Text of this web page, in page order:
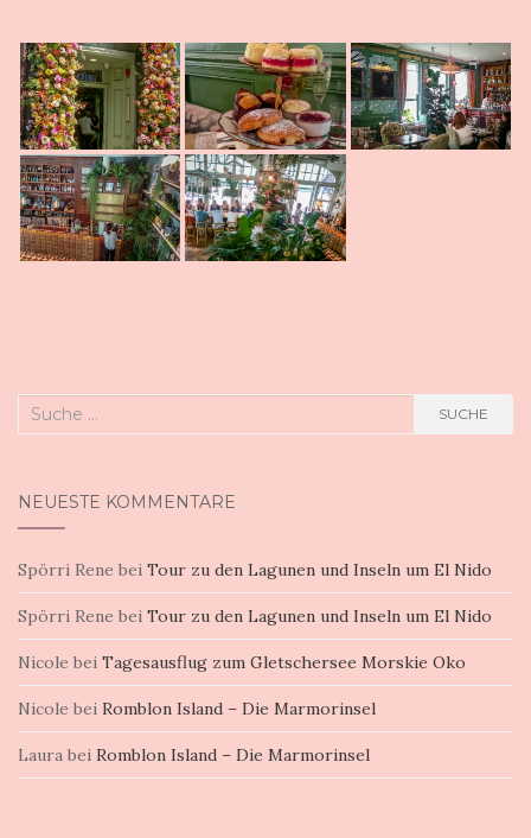
Suche
SUCHE
NEUESTE KOMMENTARE
Spörri Rene bei Tour zu den Lagunen und Inseln um El Nido
Spörri Rene bei Tour zu den Lagunen und Inseln um El Nido
Nicole bei Tagesausflug zum Gletschersee Morskie Oko
Nicole bei Romblon Island – Die Marmorinsel
Laura bei Romblon Island – Die Marmorinsel